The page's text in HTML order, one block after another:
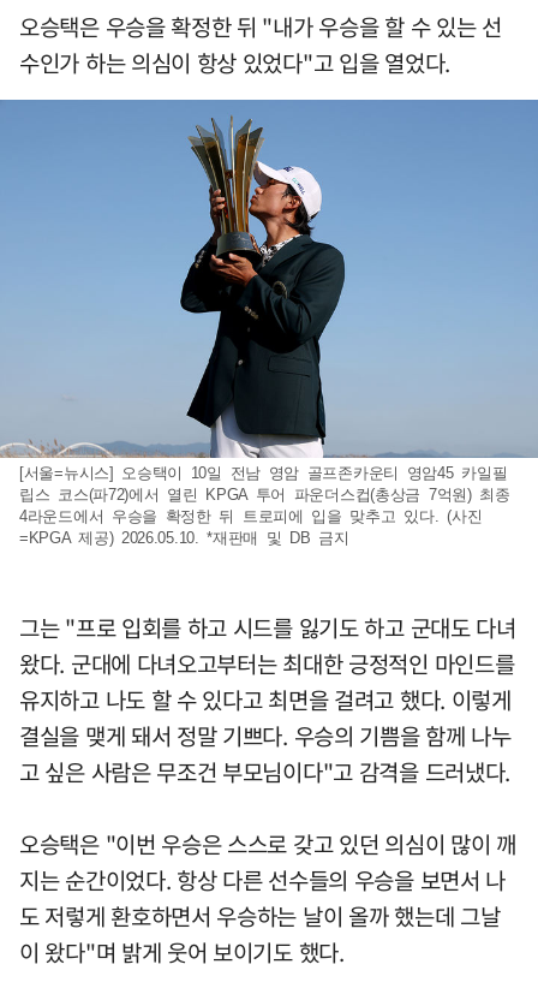
오승택은 우승을 확정한 뒤 "내가 우승을 할 수 있는 선
수인가 하는 의심이 항상 있었다"고 입을 열었다.
[서울=뉴시스] 오승택이 10일 전남 영암 골프존카운티 영암45 카일필
립스 코스(파72)에서 열린 KPGA 투어 파운더스컵(총상금 7억원) 최종
4라운드에서 우승을 확정한 뒤 트로피에 입을 맞추고 있다. (사진
=KPGA 제공) 2026.05.10. *재판매 및 DB 금지
그는 "프로 입회를 하고 시드를 잃기도 하고 군대도 다녀
왔다. 군대에 다녀오고부터는 최대한 긍정적인 마인드를
유지하고 나도 할 수 있다고 최면을 걸려고 했다. 이렇게
결실을 맺게 돼서 정말 기쁘다. 우승의 기쁨을 함께 나누
고 싶은 사람은 무조건 부모님이다"고 감격을 드러냈다.
오승택은 "이번 우승은 스스로 갖고 있던 의심이 많이 깨
지는 순간이었다. 항상 다른 선수들의 우승을 보면서 나
도 저렇게 환호하면서 우승하는 날이 올까 했는데 그날
이 왔다"며 밝게 웃어 보이기도 했다.